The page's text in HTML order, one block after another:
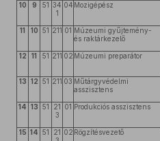
10 9 51 34
1
04 Mozigépész
11 10 51 211 01 Múzeumi gyűjtemény-
és raktárkezelő
12 11 51 211 02 Múzeumi preparátor
13 12 51 211 03 Műtárgyvédelmi
asszisztens
14 13 51
21
3
01 Produkciós asszisztens
15 14 51
21 02 Rögzítésvezető